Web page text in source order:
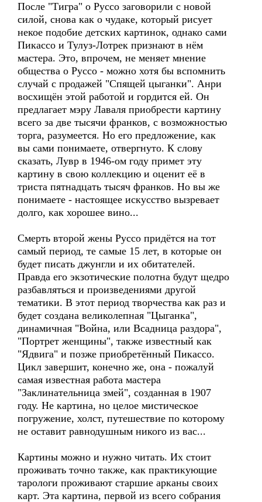
После "Тигра" о Руссо заговорили с новой
силой, снова как о чудаке, который рисует
некое подобие детских картинок, однако сами
Пикассо и Тулуз-Лотрек признают в нём
мастера. Это, впрочем, не меняет мнение
общества о Руссо - можно хотя бы вспомнить
случай с продажей "Спящей цыганки". Анри
восхищён этой работой и гордится ей. Он
предлагает мэру Лаваля приобрести картину
всего за две тысячи франков, с возможностью
торга, разумеется. Но его предложение, как
вы сами понимаете, отвергнуто. К слову
сказать, Лувр в 1946-ом году примет эту
картину в свою коллекцию и оценит её в
триста пятнадцать тысяч франков. Но вы же
понимаете - настоящее искусство вызревает
долго, как хорошее вино...
Смерть второй жены Руссо придётся на тот
самый период, те самые 15 лет, в которые он
будет писать джунгли и их обитателей.
Правда его экзотические полотна будут щедро
разбавляться и произведениями другой
тематики. В этот период творчества как раз и
будет создана великолепная "Цыганка",
динамичная "Война, или Всадница раздора",
"Портрет женщины", также известный как
"Ядвига" и позже приобретённый Пикассо.
Цикл завершит, конечно же, она - пожалуй
самая известная работа мастера
"Заклинательница змей", созданная в 1907
году. Не картина, но целое мистическое
погружение, холст, путешествие по которому
не оставит равнодушным никого из вас...
Картины можно и нужно читать. Их стоит
проживать точно также, как практикующие
тарологи проживают старшие арканы своих
карт. Эта картина, первой из всего собрания